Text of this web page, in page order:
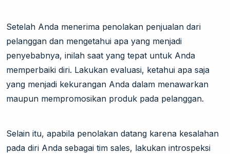
Setelah Anda menerima penolakan penjualan dari
pelanggan dan mengetahui apa yang menjadi
penyebabnya, inilah saat yang tepat untuk Anda
memperbaiki diri. Lakukan evaluasi, ketahui apa saja
yang menjadi kekurangan Anda dalam menawarkan
maupun mempromosikan produk pada pelanggan.
Selain itu, apabila penolakan datang karena kesalahan
pada diri Anda sebagai tim sales, lakukan introspeksi